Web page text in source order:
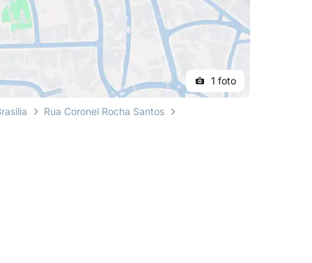
1 foto
Rua Coronel Rocha Santos